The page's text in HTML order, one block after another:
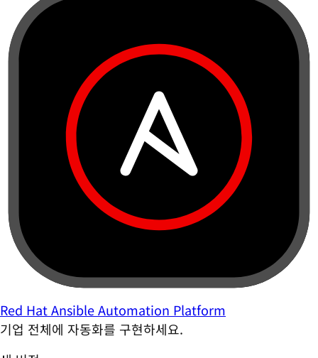
Red Hat Ansible Automation Platform
기업 전체에 자동화를 구현하세요.